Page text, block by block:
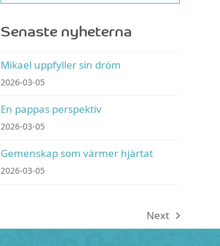
Senaste nyheterna
Mikael uppfyller sin dröm
2026-03-05
En pappas perspektiv
2026-03-05
Gemenskap som värmer hjärtat
2026-03-05
next
Next